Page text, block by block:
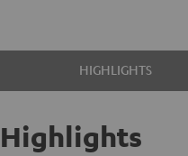
HIGHLIGHTS
Highlights